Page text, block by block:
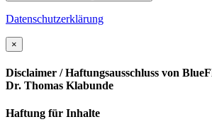
Datenschutzerklärung
×
Disclaimer / Haftungsausschluss von
Dr. Thomas Klabunde
Haftung für Inhalte